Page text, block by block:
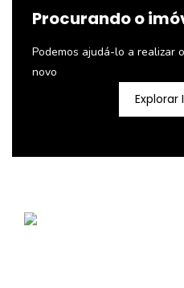
Procurando o
Podemos ajudá-lo a realizar
novo
Explorar